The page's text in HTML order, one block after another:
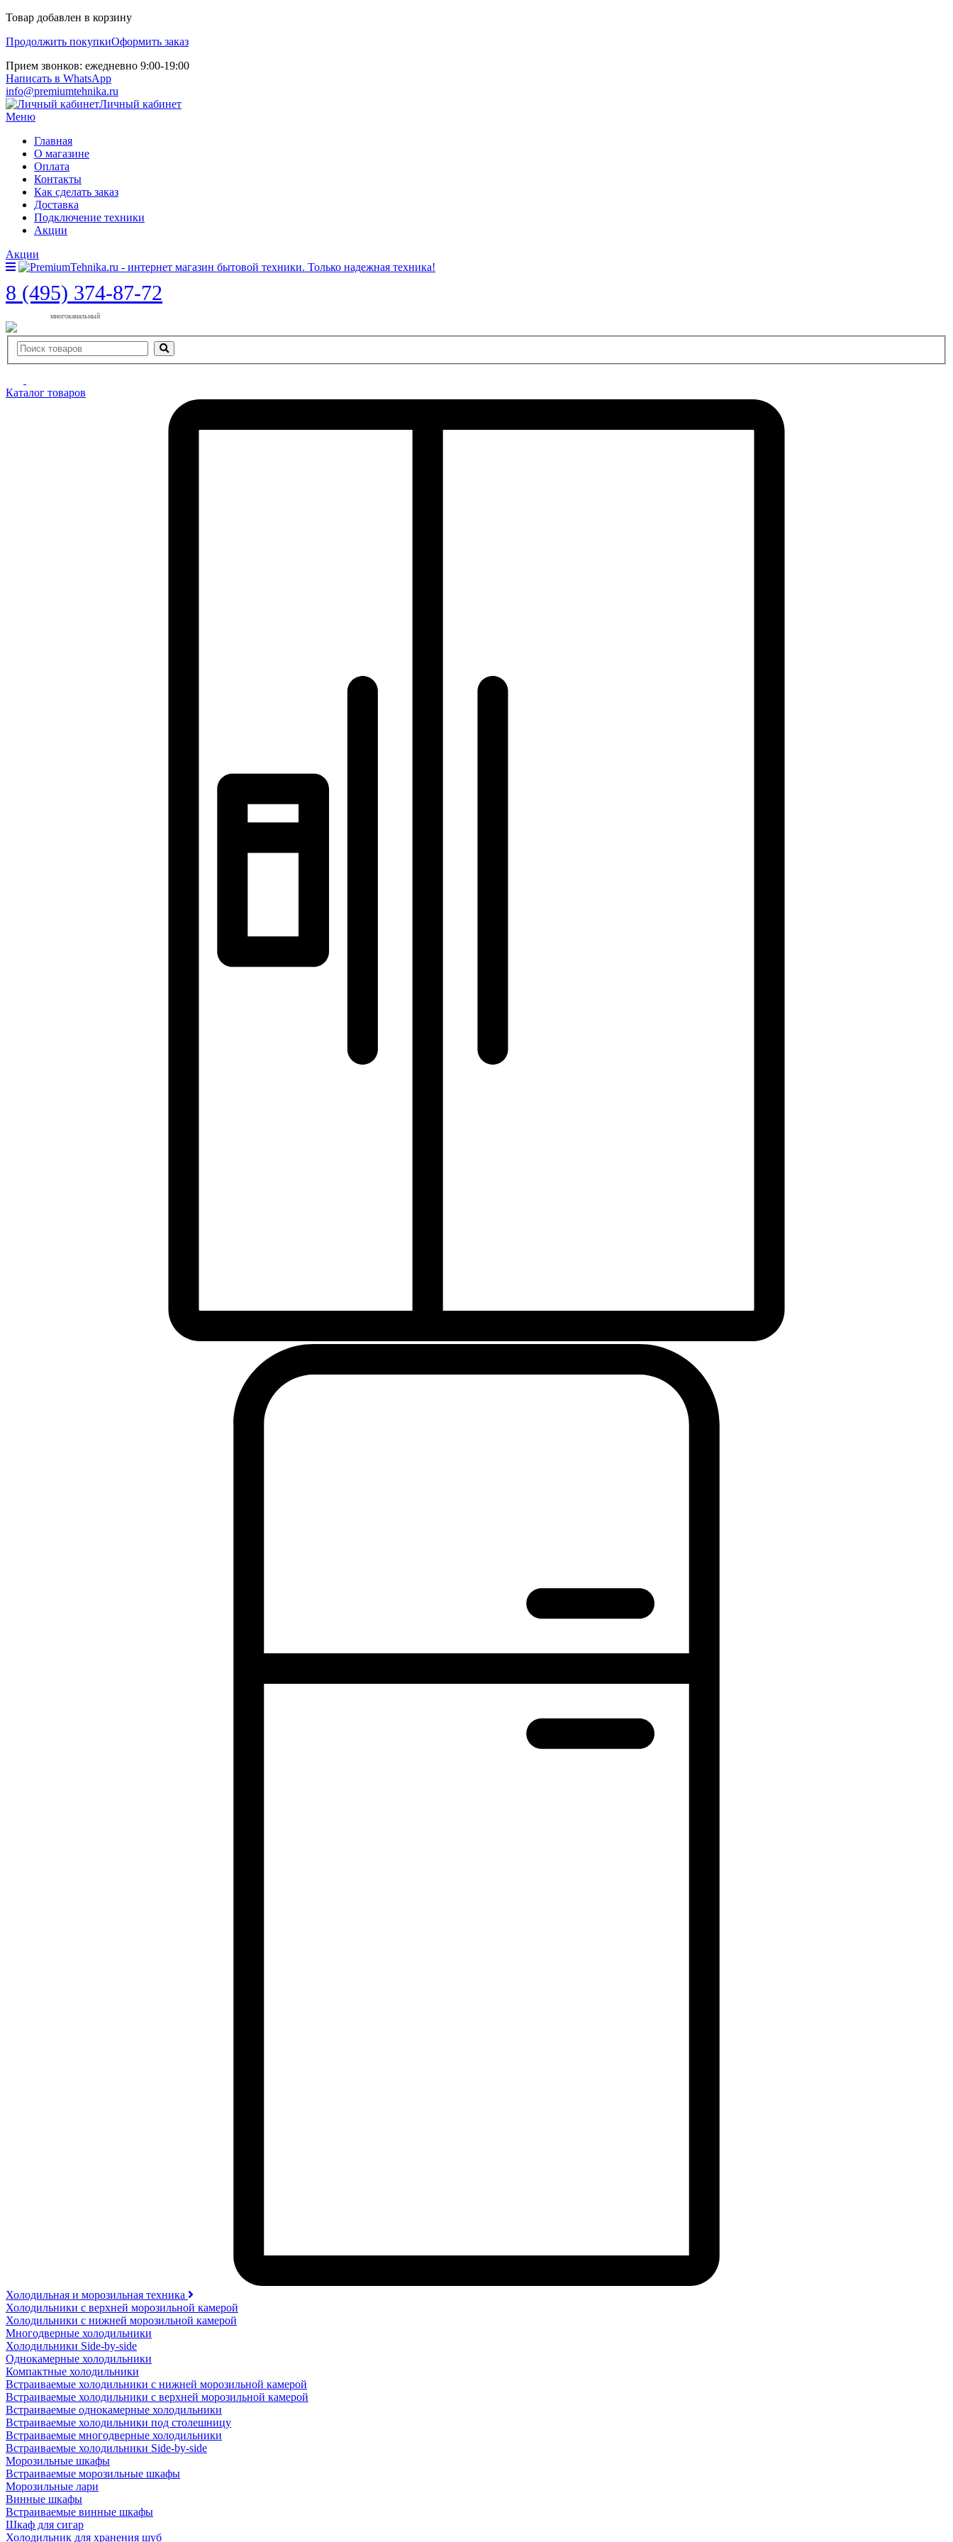
Товар добавлен в корзину
Продолжить покупкиОформить заказ
Прием звонков: ежедневно 9:00-19:00
Написать в WhatsApp
info@premiumtehnika.ru
Личный кабинет
Меню
Главная
О магазине
Оплата
Контакты
Как сделать заказ
Доставка
Подключение техники
Акции
Акции
8 (495) 374-87-72
многоканальный
Каталог товаров
Холодильная и морозильная техника
Холодильники с верхней морозильной камерой
Холодильники с нижней морозильной камерой
Многодверные холодильники
Холодильники Side-by-side
Однокамерные холодильники
Компактные холодильники
Встраиваемые холодильники с нижней морозильной камерой
Встраиваемые холодильники с верхней морозильной камерой
Встраиваемые однокамерные холодильники
Встраиваемые холодильники под столешницу
Встраиваемые многодверные холодильники
Встраиваемые холодильники Side-by-side
Морозильные шкафы
Встраиваемые морозильные шкафы
Морозильные лари
Винные шкафы
Встраиваемые винные шкафы
Шкаф для сигар
Холодильник для хранения шуб